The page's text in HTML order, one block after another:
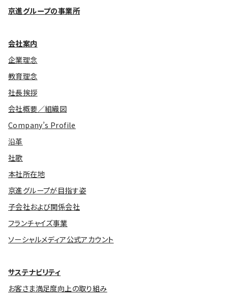
京進グループの事業所
会社案内
企業理念
教育理念
社長挨拶
会社概要／組織図
Company’s Profile
沿革
社歌
本社所在地
京進グループが目指す姿
子会社および関係会社
フランチャイズ事業
ソーシャルメディア公式アカウント
サステナビリティ
お客さま満足度向上の取り組み